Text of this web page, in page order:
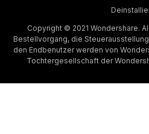
Copyright © 2021 Wondershare.
Bestellvorgang, die
den Endbenutzer werden von
Tochtergesellschaft der